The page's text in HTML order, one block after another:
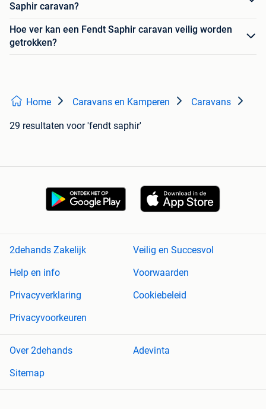
Saphir caravan?
Hoe ver kan een Fendt Saphir caravan veilig worden
getrokken?
Home Caravans en Kamperen Caravans
29 resultaten voor 'fendt saphir'
2dehands Zakelijk
Veilig en Succesvol
Help en info
Voorwaarden
Privacyverklaring
Cookiebeleid
Privacyvoorkeuren
Over 2dehands
Adevinta
Sitemap